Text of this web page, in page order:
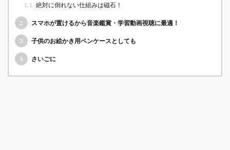
1.1 絶対に倒れない仕組みは磁石！
2 スマホが置けるから音楽鑑賞・学習動画視聴に最適！
3 子供のお絵かき用ペンケースとしても
4 さいごに